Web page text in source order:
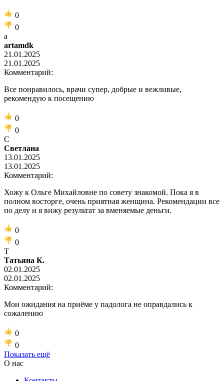
0
0
a
artamdk
21.01.2025
21.01.2025
Комментарий:
Все понравилось, врачи супер, добрые и вежливые,
рекомендую к посещению
0
0
С
Светлана
13.01.2025
13.01.2025
Комментарий:
Хожу к Ольге Михайловне по совету знакомой. Пока я в
полном восторге, очень приятная женщина. Рекомендации все
по делу и я вижу результат за вменяемые деньги.
0
0
Т
Татьяна К.
02.01.2025
02.01.2025
Комментарий:
Мои ожидания на приёме у падолога не оправдались к
сожалению
0
0
Показать ещё
О нас